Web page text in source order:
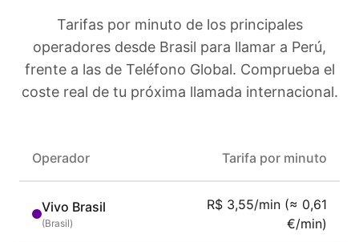
Tarifas por minuto de los principales
operadores desde Brasil para llamar a Perú,
frente a las de Teléfono Global. Comprueba el
coste real de tu próxima llamada internacional.
Operador Tarifa por minuto
Vivo Brasil
(Brasil)
R$ 3,55/min (≈ 0,61
€/min)